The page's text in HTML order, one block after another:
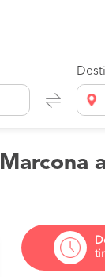
Marcona